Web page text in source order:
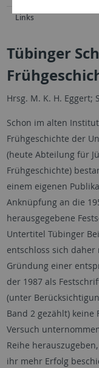
Links
Tübinger
Hrsg. M. K. H. Eggert;
Schon im alten
Frühgeschichte der
(heute Abteilung für
Frühgeschichte)
einem eigenen
Anknüpfung an die
herausgegebene
Untertitel Tübinger
entschloss sich daher
Gründung einer
der 1987 als
(unter
Band 2 gezählt)
Versuch
Reihe
ihr mehr Erfolg